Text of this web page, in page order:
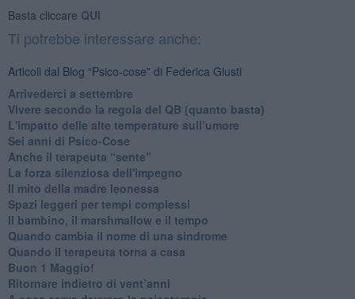
Basta cliccare QUI
Ti potrebbe interessare anche:
Articoli dal Blog “Psico-cose” di Federica Giusti
​Arrivederci a settembre
​Vivere secondo la regola del QB (quanto basta)
​L'impatto delle alte temperature sull’umore
Sei anni di Psico-Cose
​Anche il terapeuta “sente”
​La forza silenziosa dell'impegno
​Il mito della madre leonessa
Spazi leggeri per tempi complessi
Il bambino, il marshmallow e il tempo
​Quando cambia il nome di una sindrome
​Quando il terapeuta torna a casa
​Buon 1 Maggio!
Ritornare indietro di vent’anni